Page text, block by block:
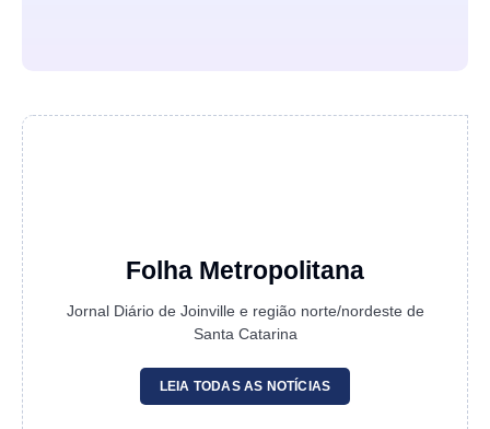
Folha Metropolitana
Jornal Diário de Joinville e região norte/nordeste de
Santa Catarina
LEIA TODAS AS NOTÍCIAS